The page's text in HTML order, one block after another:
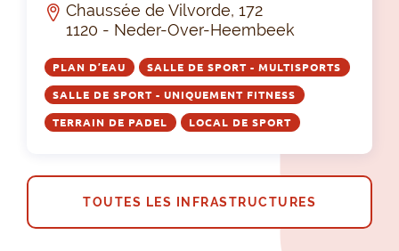
Chaussée de Vilvorde, 172
1120 - Neder-Over-Heembeek
PLAN D’EAU SALLE DE SPORT - MULTISPORTS
SALLE DE SPORT - UNIQUEMENT FITNESS
TERRAIN DE PADEL LOCAL DE SPORT
TOUTES LES INFRASTRUCTURES